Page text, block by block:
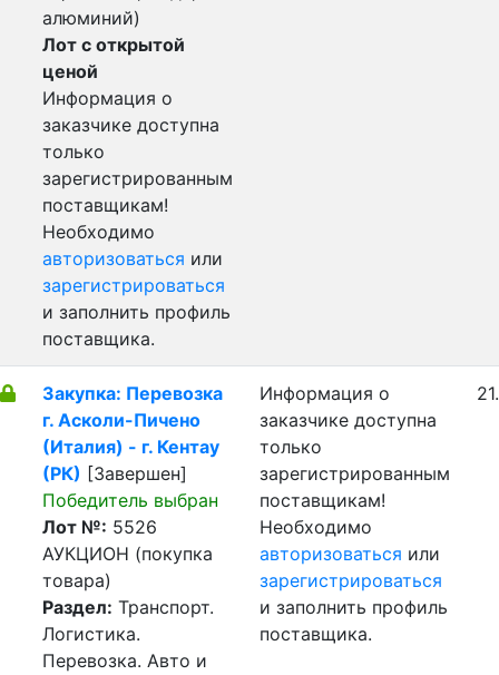
алюминий)
Лот с открытой
ценой
Информация о
заказчике доступна
только
зарегистрированным
поставщикам!
Необходимо
авторизоваться или
зарегистрироваться
и заполнить профиль
поставщика.
Закупка: Перевозка
г. Асколи-Пичено
(Италия) - г. Кентау
(РК) [Завершен]
Победитель выбран
Лот №: 5526
АУКЦИОН (покупка
товара)
Раздел: Транспорт.
Логистика.
Перевозка. Авто и
Информация о
заказчике доступна
только
зарегистрированным
поставщикам!
Необходимо
авторизоваться или
зарегистрироваться
и заполнить профиль
поставщика.